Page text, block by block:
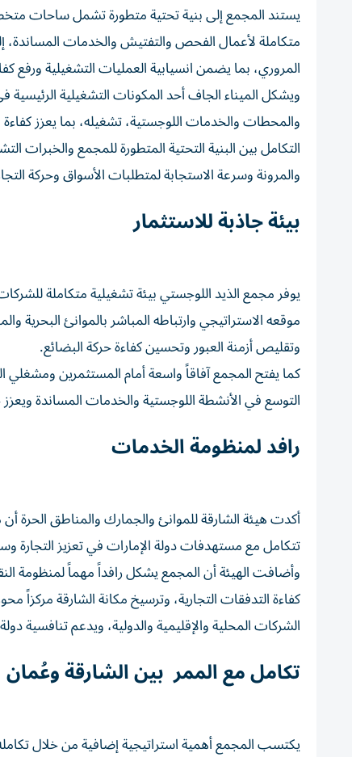
يستند المجمع إلى بنية تحتية متطورة تشمل ساحات
متكاملة لأعمال الفحص والتفتيش والخدمات المساندة،
المروري، بما يضمن انسيابية العمليات التشغيلية ورفع
ويشكل الميناء الجاف أحد المكونات التشغيلية
والمحطات والخدمات اللوجستية، تشغيله، بما يعزز
التكامل بين البنية التحتية المتطورة للمجمع
والمرونة وسرعة الاستجابة لمتطلبات الأسواق وحركة
بيئة جاذبة للاستثمار
يوفر مجمع الذيد اللوجستي بيئة تشغيلية متكاملة
موقعه الاستراتيجي وارتباطه المباشر بالموانئ
وتقليص أزمنة العبور وتحسين كفاءة حركة البضائع.
كما يفتح المجمع آفاقاً واسعة أمام المستثمرين ومشغلي
التوسع في الأنشطة اللوجستية والخدمات المساندة ويعزز
رافد لمنظومة الخدمات
أكدت هيئة الشارقة للموانئ والجمارك والمناطق الحرة
تتكامل مع مستهدفات دولة الإمارات في تعزيز التجارة
وأضافت الهيئة أن المجمع يشكل رافداً مهماً لمنظومة
كفاءة التدفقات التجارية، وترسيخ مكانة الشارقة مركزاً
الشركات المحلية والإقليمية والدولية، ويدعم تنافسية
تكامل مع الممر بين الشارقة وعُمان
يكتسب المجمع أهمية استراتيجية إضافية من خلال